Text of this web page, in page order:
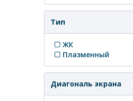
Тип
ЖК
Плазменный
Диагональ экрана